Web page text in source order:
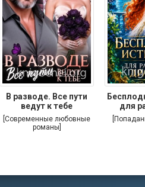
В разводе. Все пути
ведут к тебе
[Современные любовные
романы]
для